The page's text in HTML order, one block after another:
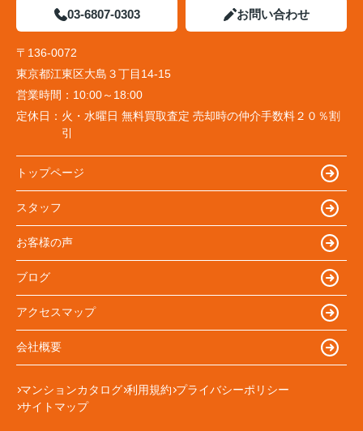
03-6807-0303 お問い合わせ
〒136-0072
東京都江東区大島３丁目14-15
営業時間： 10:00～18:00
定休日： 火・水曜日 無料買取査定 売却時の仲介手数料２０％割
引
トップページ
スタッフ
お客様の声
ブログ
アクセスマップ
会社概要
マンションカタログ 利用規約 プライバシーポリシー
サイトマップ